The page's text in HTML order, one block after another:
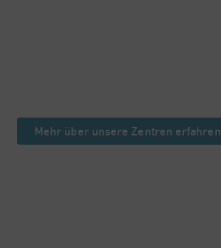
Mehr über unsere Zentren erfahren